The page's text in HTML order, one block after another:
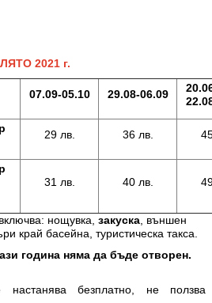
ЛЯТО 2021 г.
07.09-05.10 29.08-06.09
29 лв. 36 лв.
31 лв. 40 лв.
нощувка, закуска , външен
край басейна, туристическа такса.
година няма да бъде отворен.
безплатно, не ползва